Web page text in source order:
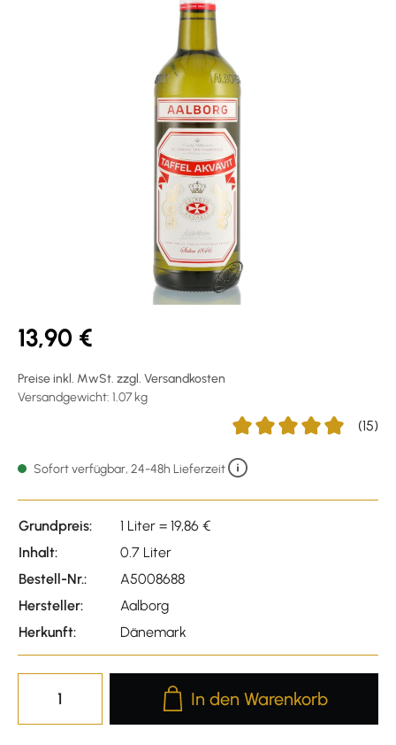
13,90 €
Preise inkl. MwSt. zzgl. Versandkosten
Versandgewicht: 1.07 kg
(15)
Sofort verfügbar, 24-48h Lieferzeit
Grundpreis:
1 Liter = 19,86 €
Inhalt:
0.7 Liter
Bestell-Nr.:
A5008688
Hersteller:
Aalborg
Herkunft:
Dänemark
Produkt Anzahl: Gib den
In den Warenkorb